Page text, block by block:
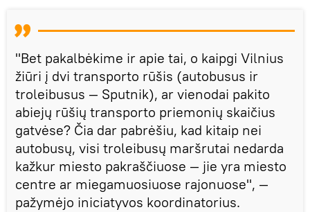
"Bet pakalbėkime ir apie tai, o kaipgi Vilnius
žiūri į dvi transporto rūšis (autobusus ir
troleibusus — Sputnik), ar vienodai pakito
abiejų rūšių transporto priemonių skaičius
gatvėse? Čia dar pabrėšiu, kad kitaip nei
autobusų, visi troleibusų maršrutai nedarda
kažkur miesto pakraščiuose — jie yra miesto
centre ar miegamuosiuose rajonuose", —
pažymėjo iniciatyvos koordinatorius.